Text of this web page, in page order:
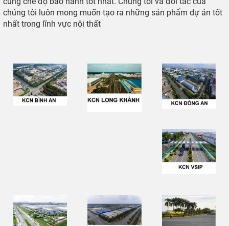
chúng tôi luôn mong muốn tạo ra những sản phẩm dự án tốt
nhất trong lĩnh vực nội thất